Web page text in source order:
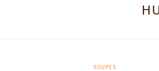
SOUPES